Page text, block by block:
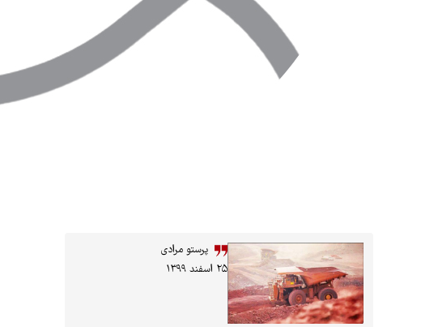
پرستو مرادی
۲۵ اسفند ۱۳۹۹